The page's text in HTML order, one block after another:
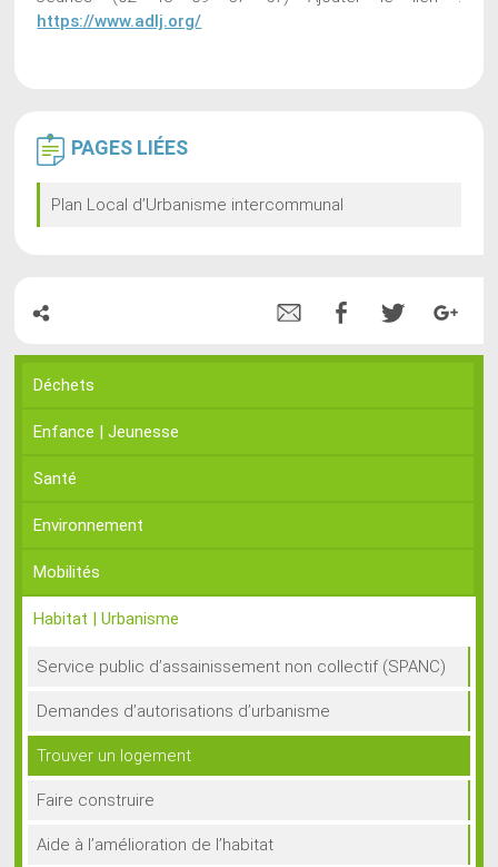
https://www.adlj.org/
PAGES LIÉES
Plan Local d’Urbanisme intercommunal
Déchets
Enfance | Jeunesse
Santé
Environnement
Mobilités
Habitat | Urbanisme
Service public d’assainissement non collectif (SPANC)
Demandes d’autorisations d’urbanisme
Trouver un logement
Faire construire
Aide à l’amélioration de l’habitat